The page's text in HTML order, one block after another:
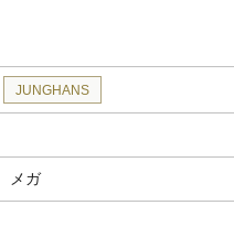
JUNGHANS
メガ